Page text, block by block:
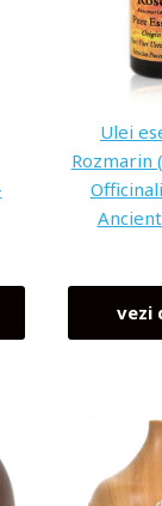
Ulei
Rozmarin
vezi